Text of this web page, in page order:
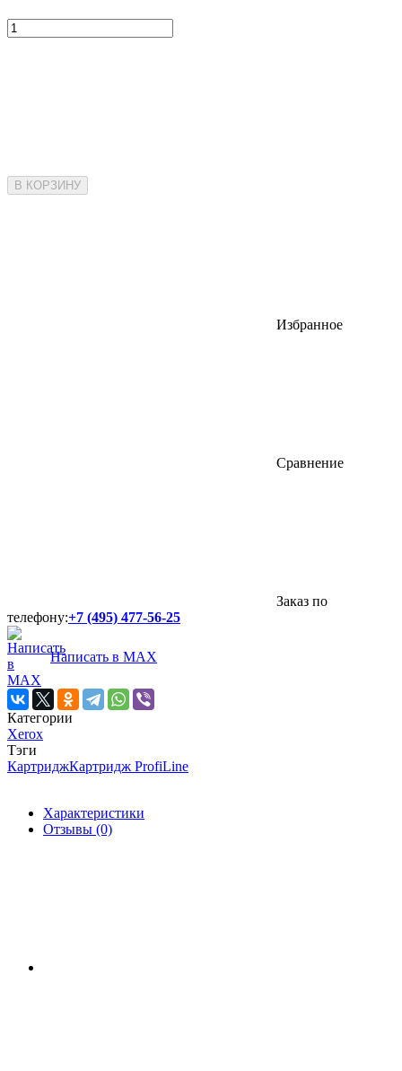
В КОРЗИНУ
Избранное
Сравнение
Заказ по
телефону:+7 (495) 477-56-25
Написать в MAX
Категории
Xerox
Тэги
КартриджКартридж ProfiLine
Характеристики
Отзывы (0)